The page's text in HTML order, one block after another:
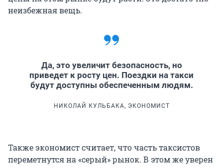
неизбежная вещь.
Да, это увеличит безопасность, но
приведет к росту цен. Поездки на такси
будут доступны обеспеченным людям.
НИКОЛАЙ КУЛЬБАКА, ЭКОНОМИСТ
Также экономист считает, что часть таксистов
переметнутся на «серый» рынок. В этом же уверен